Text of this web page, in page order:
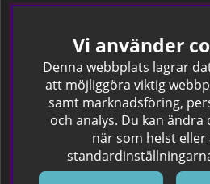
Leverans
Hitta färgkoden på bilen.
Företagskund
Om oss
Om Spraycan
Vi använder
Denna webbplats lagrar
att möjliggöra viktig
samt marknadsföring,
och analys. Du kan
när som helst eller